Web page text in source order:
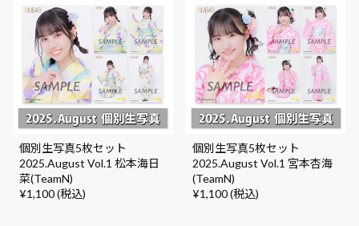
個別生写真5枚セット
2025.August Vol.1 松本海日
菜(TeamN)
¥1,100 (税込)
個別生写真5枚セット
2025.August Vol.1 宮本杏海
(TeamN)
¥1,100 (税込)